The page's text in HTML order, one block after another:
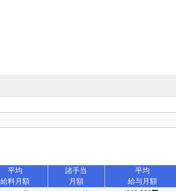
平均
給料月額
諸手当
月額
平均
給与月額